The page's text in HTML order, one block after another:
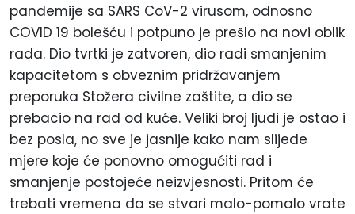
pandemije sa SARS CoV-2 virusom, odnosno
COVID 19 bolešću i potpuno je prešlo na novi oblik
rada. Dio tvrtki je zatvoren, dio radi smanjenim
kapacitetom s obveznim pridržavanjem
preporuka Stožera civilne zaštite, a dio se
prebacio na rad od kuće. Veliki broj ljudi je ostao i
bez posla, no sve je jasnije kako nam slijede
mjere koje će ponovno omogućiti rad i
smanjenje postojeće neizvjesnosti. Pritom će
trebati vremena da se stvari malo-pomalo vrate